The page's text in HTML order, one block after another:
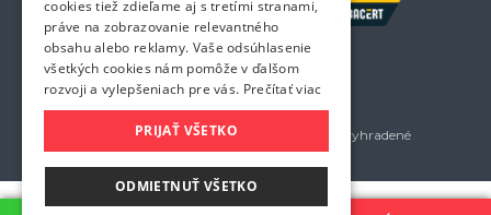
Golem services, s.r.o. 2026 - Všetky práva vyhradené
Všetky uvedené ceny sú bez DPH
cookies tiež zdieľame aj s tretími stranami,
práve na zobrazovanie relevantného
obsahu alebo reklamy. Vaše odsúhlasenie
všetkých cookies nám pomôže v ďalšom
rozvoji a vylepšeniach pre vás. Prečítať viac
PRIJAŤ VŠETKO
ODMIETNUŤ VŠETKO